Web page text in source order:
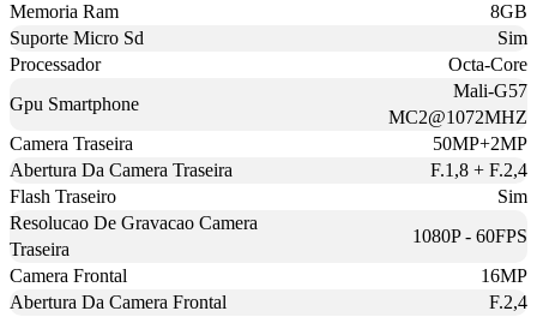
Memoria Ram
8GB
Suporte Micro Sd
Sim
Processador
Octa-Core
Gpu Smartphone
Mali-G57
MC2@1072MHZ
Camera Traseira
50MP+2MP
Abertura Da Camera Traseira
F.1,8 + F.2,4
Flash Traseiro
Sim
Resolucao De Gravacao Camera
Traseira
1080P - 60FPS
Camera Frontal
16MP
Abertura Da Camera Frontal
F.2,4